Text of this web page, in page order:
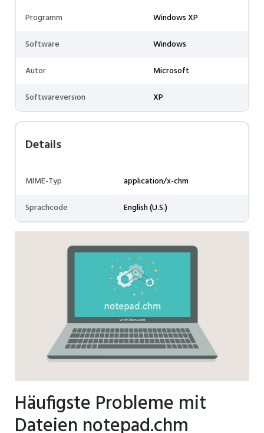
Programm
Windows XP
Software
Windows
Autor
Microsoft
Softwareversion
XP
Details
MIME-Typ
application/x-chm
Sprachcode
English (U.S.)
Häufigste Probleme mit
Dateien notepad.chm